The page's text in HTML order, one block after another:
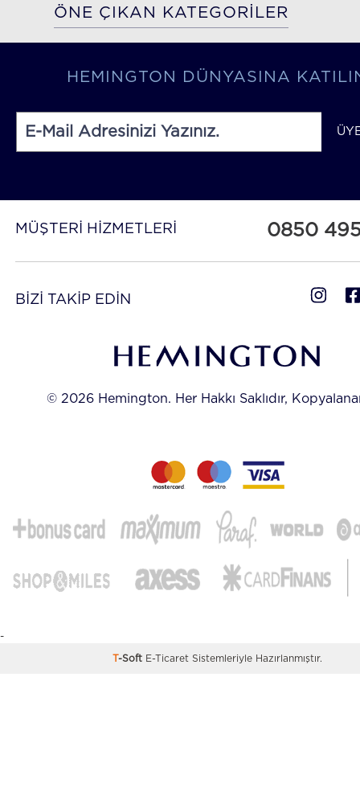
ÖNE ÇIKAN KATEGORİLER
HEMINGTON DÜNYASINA
MÜŞTERİ HİZMETLERİ 0850
BİZİ TAKİP EDİN
© 2026 Hemington. Her Hakkı Saklıdır,
-
T-Soft E-TicaretSistemleriyle Hazırlanmıştır.